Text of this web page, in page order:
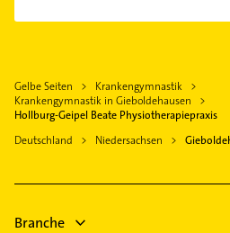
Duderstadt
Sonnenstein
Northeim
Gleichen
Zahnarzt
Steuerberater
Heizung & Sanitär
Heizungsfirmen
Gelbe Seiten
Krankengymnastik
Krankengymnastik in Gieboldehausen
Hollburg-Geipel Beate Physiotherapiepraxis
Deutschland
Niedersachsen
Branche